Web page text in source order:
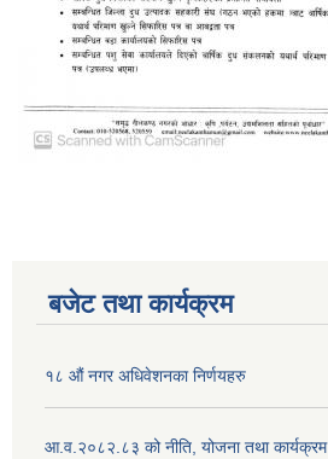
बजेट तथा कार्यक्रम
१८ औं नगर अधिवेशनका निर्णयहरु
आ.व.२०८२.८३ को नीति, योजना तथा कार्यक्रम